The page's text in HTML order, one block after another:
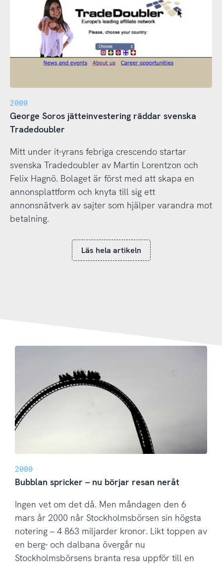
2000
George Soros jätteinvestering räddar svenska
Tradedoubler
Mitt under it-yrans febriga crescendo startar
svenska Tradedoubler av Martin Lorentzon och
Felix Hagnö. Bolaget är först med att skapa en
annonsplattform och knyta till sig ett
annonsnätverk av sajter som hjälper varandra mot
betalning.
Läs hela artikeln
2000
Bubblan spricker – nu börjar resan neråt
Ingen vet om det då. Men måndagen den 6
mars år 2000 når Stockholmsbörsen sin högsta
notering – 4 863 miljarder kronor. Likt toppen av
en berg- och dalbana övergår nu
Stockholmsbörsens branta resa uppför till en